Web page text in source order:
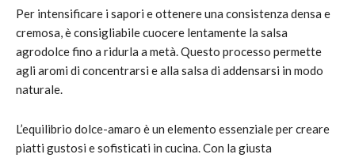
Per intensificare i sapori e ottenere una consistenza densa e
cremosa, è consigliabile cuocere lentamente la salsa
agrodolce fino a ridurla a metà. Questo processo permette
agli aromi di concentrarsi e alla salsa di addensarsi in modo
naturale.
L’equilibrio dolce-amaro è un elemento essenziale per creare
piatti gustosi e sofisticati in cucina. Con la giusta